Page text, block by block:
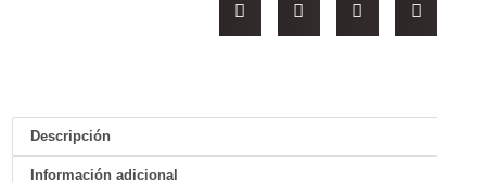
Descripción
Información adicional